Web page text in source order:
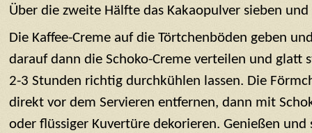
Über die zweite Hälfte das Kakaopulver sieben
Die Kaffee-Creme auf die Törtchenböden geben
darauf dann die Schoko-Creme verteilen und glatt
2-3 Stunden richtig durchkühlen lassen. Die
direkt vor dem Servieren entfernen, dann mit
oder flüssiger Kuvertüre dekorieren. Genießen